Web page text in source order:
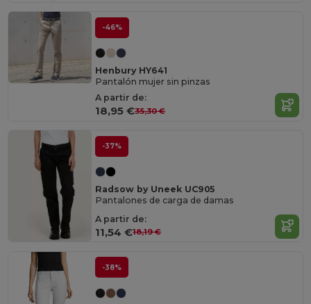
-46%
Henbury HY641
Pantalón mujer sin pinzas
A partir de:
18,95 €35,30 €
-37%
Radsow by Uneek UC905
Pantalones de carga de damas
A partir de:
11,54 €18,19 €
-38%